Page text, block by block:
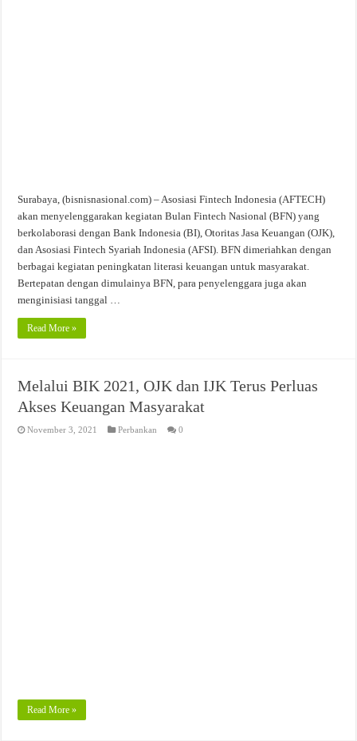
Surabaya, (bisnisnasional.com) – Asosiasi Fintech Indonesia (AFTECH)
akan menyelenggarakan kegiatan Bulan Fintech Nasional (BFN) yang
berkolaborasi dengan Bank Indonesia (BI), Otoritas Jasa Keuangan (OJK),
dan Asosiasi Fintech Syariah Indonesia (AFSI). BFN dimeriahkan dengan
berbagai kegiatan peningkatan literasi keuangan untuk masyarakat.
Bertepatan dengan dimulainya BFN, para penyelenggara juga akan
menginisiasi tanggal …
Read More »
Melalui BIK 2021, OJK dan IJK Terus Perluas
Akses Keuangan Masyarakat
November 3, 2021 Perbankan 0
Read More »